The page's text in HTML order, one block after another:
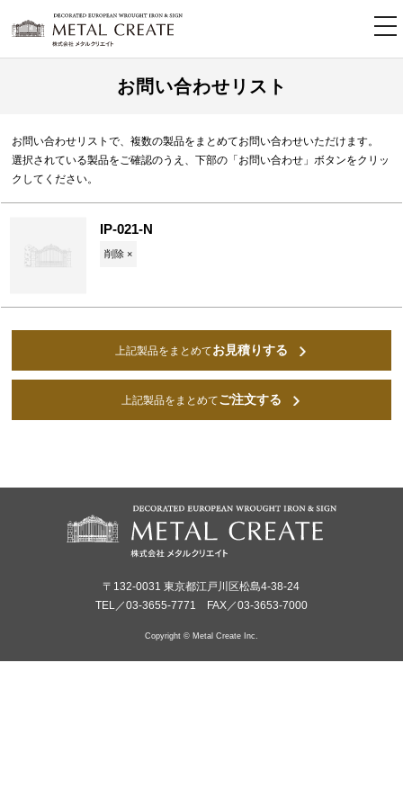
お問い合わせリスト
お問い合わせリストで、複数の製品をまとめてお問い合わせいただけます。
選択されている製品をご確認のうえ、下部の「お問い合わせ」ボタンをクリッ
クしてください。
IP-021-N
削除 ×
上記製品をまとめてお見積りする
上記製品をまとめてご注文する
〒132-0031 東京都江戸川区松島4-38-24
TEL／03-3655-7771 FAX／03-3653-7000
Copyright © Metal Create Inc.